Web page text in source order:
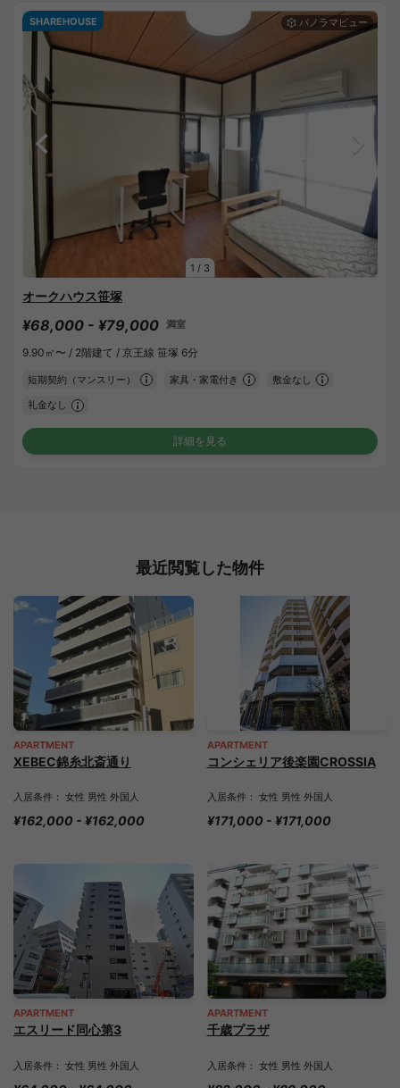
1 / 3
SHAREHOUSE
オークハウス笹塚
¥68,000 - ¥79,000 満室
9.90㎡〜 / 2階建て / 京王線 笹塚 6分
短期契約（マンスリー） 家具・家電付き 敷金なし
礼金なし
詳細を見る
最近閲覧した物件
APARTMENT
XEBEC錦糸北斎通り
入居条件： 女性 男性 外国人
¥162,000 - ¥162,000
APARTMENT
コンシェリア後楽園CROSSIA
入居条件： 女性 男性 外国人
¥171,000 - ¥171,000
APARTMENT
エスリード同心第3
入居条件： 女性 男性 外国人
APARTMENT
千歳プラザ
入居条件： 女性 男性 外国人